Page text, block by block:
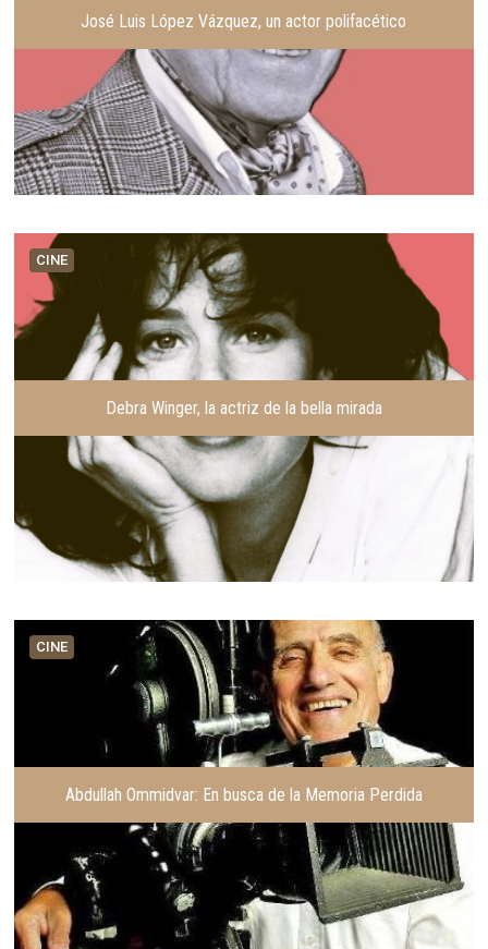
José Luis López Vázquez, un actor polifacético
CINE
Debra Winger, la actriz de la bella mirada
CINE
Abdullah Ommidvar: En busca de la Memoria Perdida